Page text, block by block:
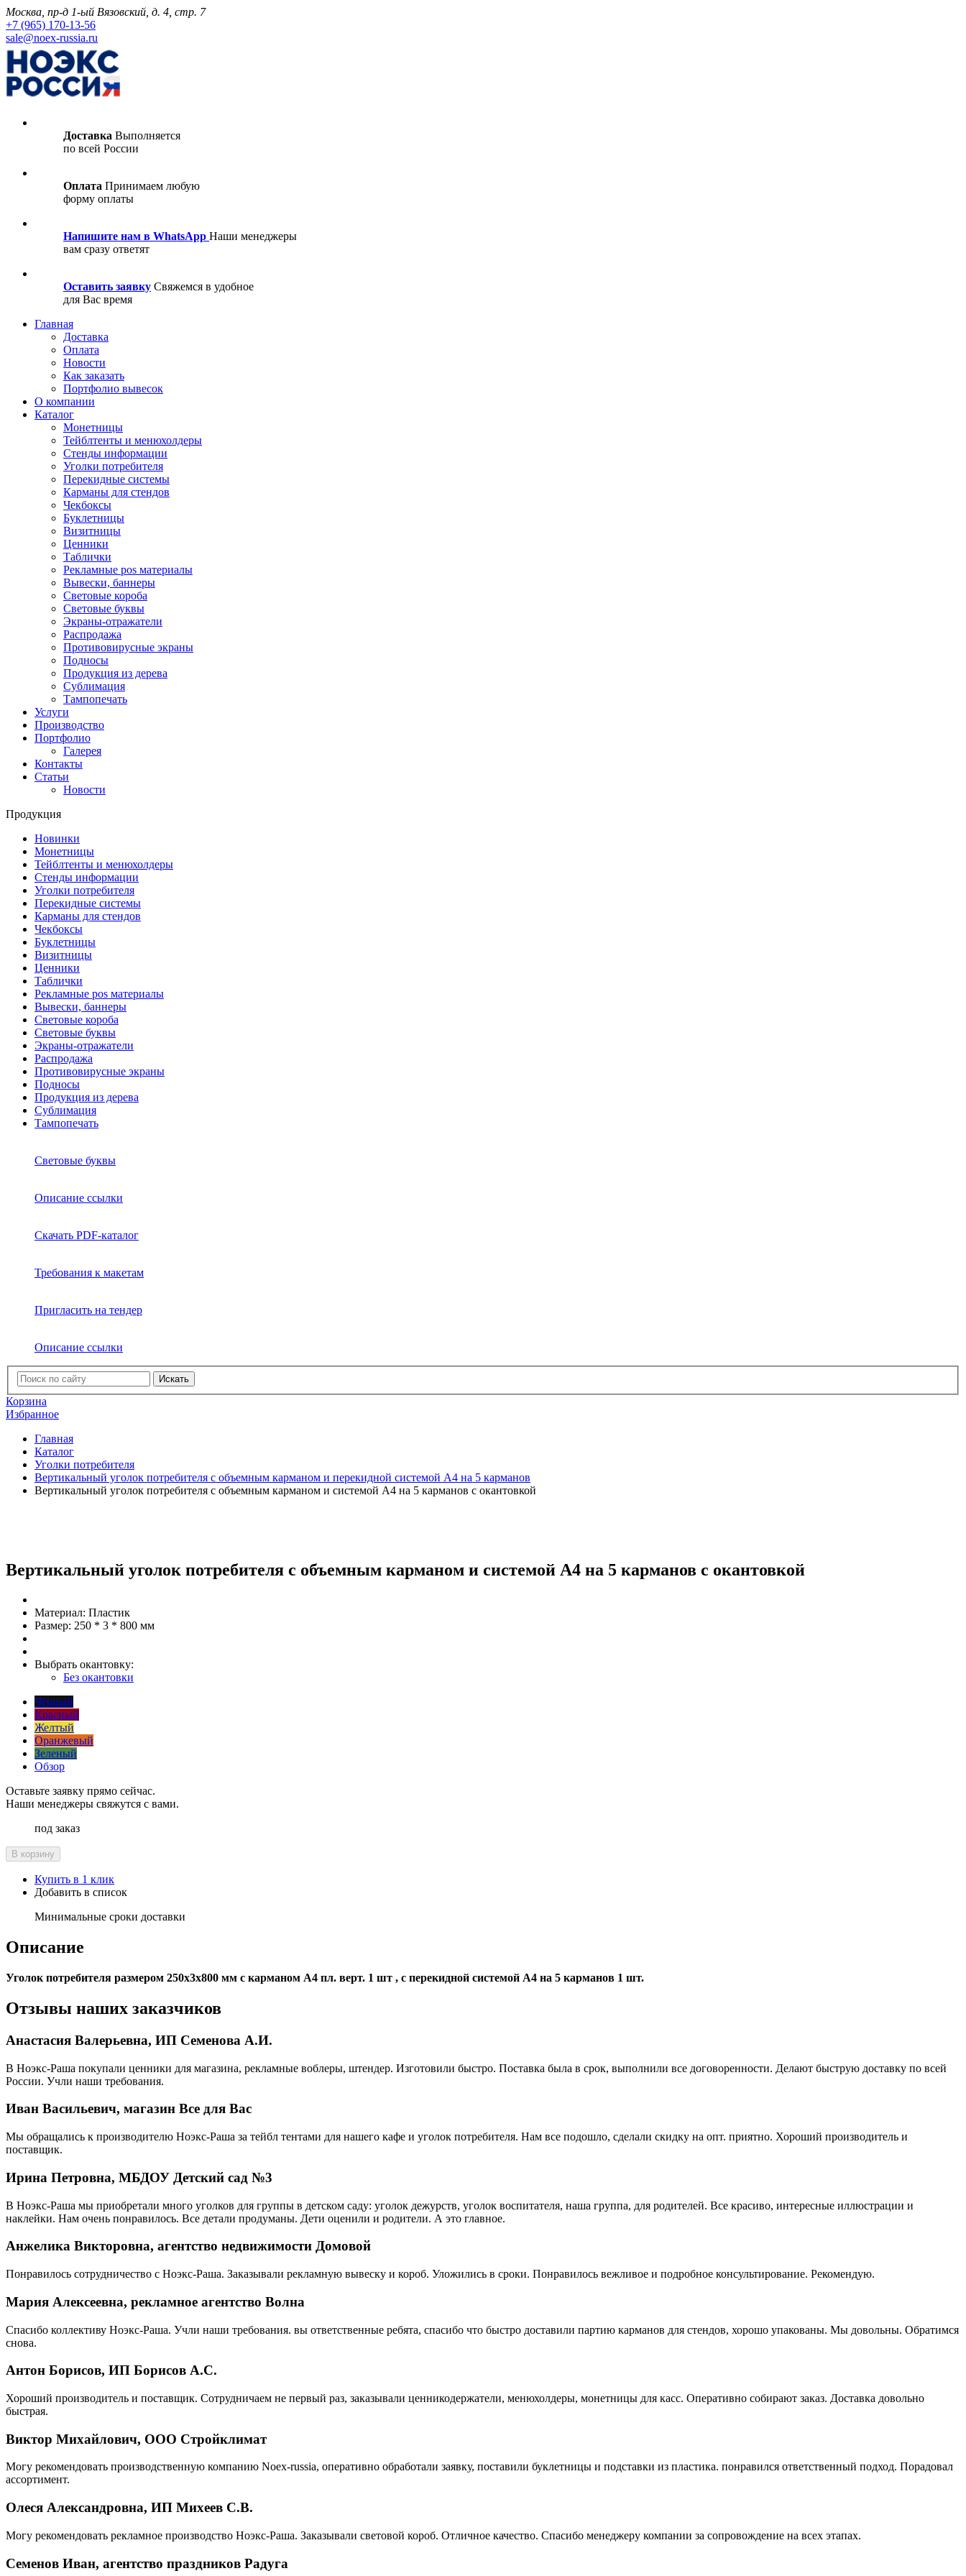
Москва, пр-д 1-ый Вязовский, д. 4, стр. 7
+7 (965) 170-13-56
sale@noex-russia.ru
Доставка Выполняется
по всей России
Оплата Принимаем любую
форму оплаты
Напишите нам в WhatsApp Наши менеджеры
вам сразу ответят
Оставить заявку Свяжемся в удобное
для Вас время
Главная
Доставка
Оплата
Новости
Как заказать
Портфолио вывесок
О компании
Каталог
Монетницы
Тейблтенты и менюхолдеры
Стенды информации
Уголки потребителя
Перекидные системы
Карманы для стендов
Чекбоксы
Буклетницы
Визитницы
Ценники
Таблички
Рекламные pos материалы
Вывески, баннеры
Световые короба
Световые буквы
Экраны-отражатели
Распродажа
Противовирусные экраны
Подносы
Продукция из дерева
Сублимация
Тампопечать
Услуги
Производство
Портфолио
Галерея
Контакты
Статьи
Новости
Продукция
Новинки
Монетницы
Тейблтенты и менюхолдеры
Стенды информации
Уголки потребителя
Перекидные системы
Карманы для стендов
Чекбоксы
Буклетницы
Визитницы
Ценники
Таблички
Рекламные pos материалы
Вывески, баннеры
Световые короба
Световые буквы
Экраны-отражатели
Распродажа
Противовирусные экраны
Подносы
Продукция из дерева
Сублимация
Тампопечать
Световые буквы
Описание ссылки
Скачать PDF-каталог
Требования к макетам
Пригласить на тендер
Описание ссылки
Искать
Корзина
Избранное
Главная
Каталог
Уголки потребителя
Вертикальный уголок потребителя с объемным карманом и перекидной системой А4 на 5 карманов
Вертикальный уголок потребителя с объемным карманом и системой А4 на 5 карманов с окантовкой
Вертикальный уголок потребителя с объемным карманом и системой А4 на 5 карманов с окантовкой
Материал: Пластик
Размер: 250 * 3 * 800 мм
Выбрать окантовку:
Без окантовки
Чёрный
Красный
Желтый
Оранжевый
Зеленый
Обзор
Оставьте заявку прямо сейчас.
Наши менеджеры свяжутся с вами.
под заказ
В корзину
Купить в 1 клик
Добавить в список
Минимальные сроки доставки
Описание
Уголок потребителя размером 250х3х800 мм с карманом А4 пл. верт. 1 шт , с перекидной системой А4 на 5 карманов 1 шт.
Отзывы наших заказчиков
Анастасия Валерьевна, ИП Семенова А.И.
В Ноэкс-Раша покупали ценники для магазина, рекламные воблеры, штендер. Изготовили быстро. Поставка была в срок, выполнили все договоренности. Делают быструю доставку по всей
России. Учли наши требования.
Иван Васильевич, магазин Все для Вас
Мы обращались к производителю Ноэкс-Раша за тейбл тентами для нашего кафе и уголок потребителя. Нам все подошло, сделали скидку на опт. приятно. Хороший производитель и
поставщик.
Ирина Петровна, МБДОУ Детский сад №3
В Ноэкс-Раша мы приобретали много уголков для группы в детском саду: уголок дежурств, уголок воспитателя, наша группа, для родителей. Все красиво, интересные иллюстрации и
наклейки. Нам очень понравилось. Все детали продуманы. Дети оценили и родители. А это главное.
Анжелика Викторовна, агентство недвижимости Домовой
Понравилось сотрудничество с Ноэкс-Раша. Заказывали рекламную вывеску и короб. Уложились в сроки. Понравилось вежливое и подробное консультирование. Рекомендую.
Мария Алексеевна, рекламное агентство Волна
Спасибо коллективу Ноэкс-Раша. Учли наши требования. вы ответственные ребята, спасибо что быстро доставили партию карманов для стендов, хорошо упакованы. Мы довольны. Обратимся
снова.
Антон Борисов, ИП Борисов А.С.
Хороший производитель и поставщик. Сотрудничаем не первый раз, заказывали ценникодержатели, менюхолдеры, монетницы для касс. Оперативно собирают заказ. Доставка довольно
быстрая.
Виктор Михайлович, ООО Стройклимат
Могу рекомендовать производственную компанию Noex-russia, оперативно обработали заявку, поставили буклетницы и подставки из пластика. понравился ответственный подход. Порадовал
ассортимент.
Олеся Александровна, ИП Михеев С.В.
Могу рекомендовать рекламное производство Ноэкс-Раша. Заказывали световой короб. Отличное качество. Спасибо менеджеру компании за сопровождение на всех этапах.
Семенов Иван, агентство праздников Радуга